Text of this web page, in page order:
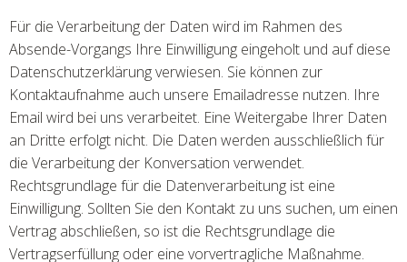
Für die Verarbeitung der Daten wird im Rahmen des
Absende-Vorgangs Ihre Einwilligung eingeholt und auf diese
Datenschutzerklärung verwiesen. Sie können zur
Kontaktaufnahme auch unsere Emailadresse nutzen. Ihre
Email wird bei uns verarbeitet. Eine Weitergabe Ihrer Daten
an Dritte erfolgt nicht. Die Daten werden ausschließlich für
die Verarbeitung der Konversation verwendet.
Rechtsgrundlage für die Datenverarbeitung ist eine
Einwilligung. Sollten Sie den Kontakt zu uns suchen, um einen
Vertrag abschließen, so ist die Rechtsgrundlage die
Vertragserfüllung oder eine vorvertragliche Maßnahme.